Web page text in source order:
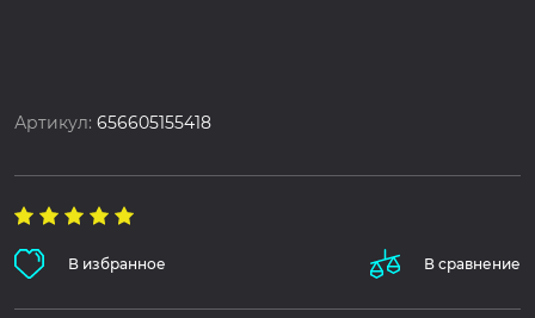
Артикул:656605155418
В избранное В сравнение